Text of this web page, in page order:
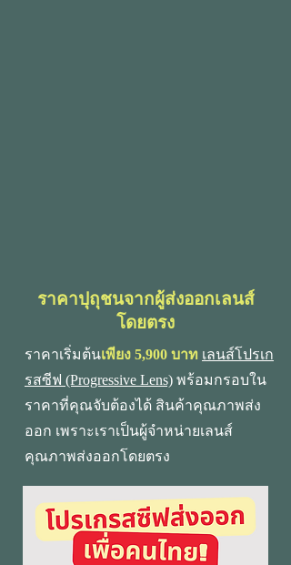
ราคาปุถุชนจากผู้ส่งออกเลนส์
โดยตรง
ราคาเริ่มต้นเพียง 5,900 บาท เลนส์โปรเก
รสซีฟ (Progressive Lens) พร้อมกรอบใน
ราคาที่คุณจับต้องได้ สินค้าคุณภาพส่ง
ออก เพราะเราเป็นผู้จำหน่ายเลนส์
คุณภาพส่งออกโดยตรง